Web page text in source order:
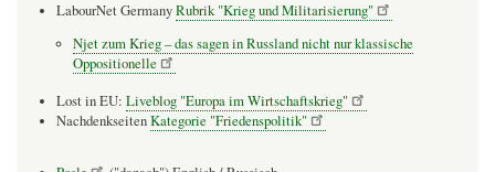
LabourNet GermanyRubrik "Krieg und Militarisierung"
Njet zum Krieg – das sagen in Russland nicht nur klassische
Oppositionelle
Lost in EU: Liveblog "Europa im Wirtschaftskrieg"
NachdenkseitenKategorie "Friedenspolitik"